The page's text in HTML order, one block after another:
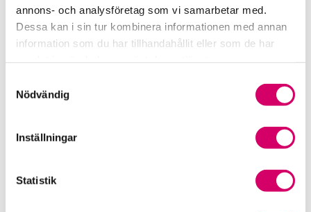
annons- och analysföretag som vi samarbetar med.
Dessa kan i sin tur kombinera informationen med annan
information som du har tillhandahållit eller som de har
Nödvändig
Inställningar
Statistik
Våra nyhetskanaler
Tidningen Konsulten
Öppet brev till Myndigheten för yrkeshögskolan
Framtidsutsikter i lönebranschen